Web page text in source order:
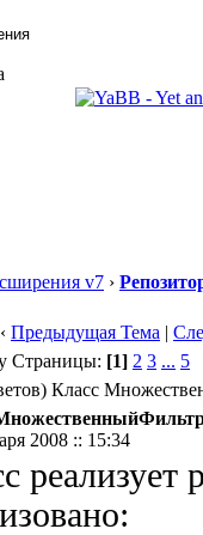
v7 ›
‹ Предыдущая Тема |
Страницы: [1] 2 3 ... 5
Класс
2008 :: 15:34
реализует